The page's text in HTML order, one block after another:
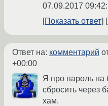
07.09.2017
Показать ответ
Ответ на: комментарий
+00:00
Я про пароль на
сбросить через
хам.